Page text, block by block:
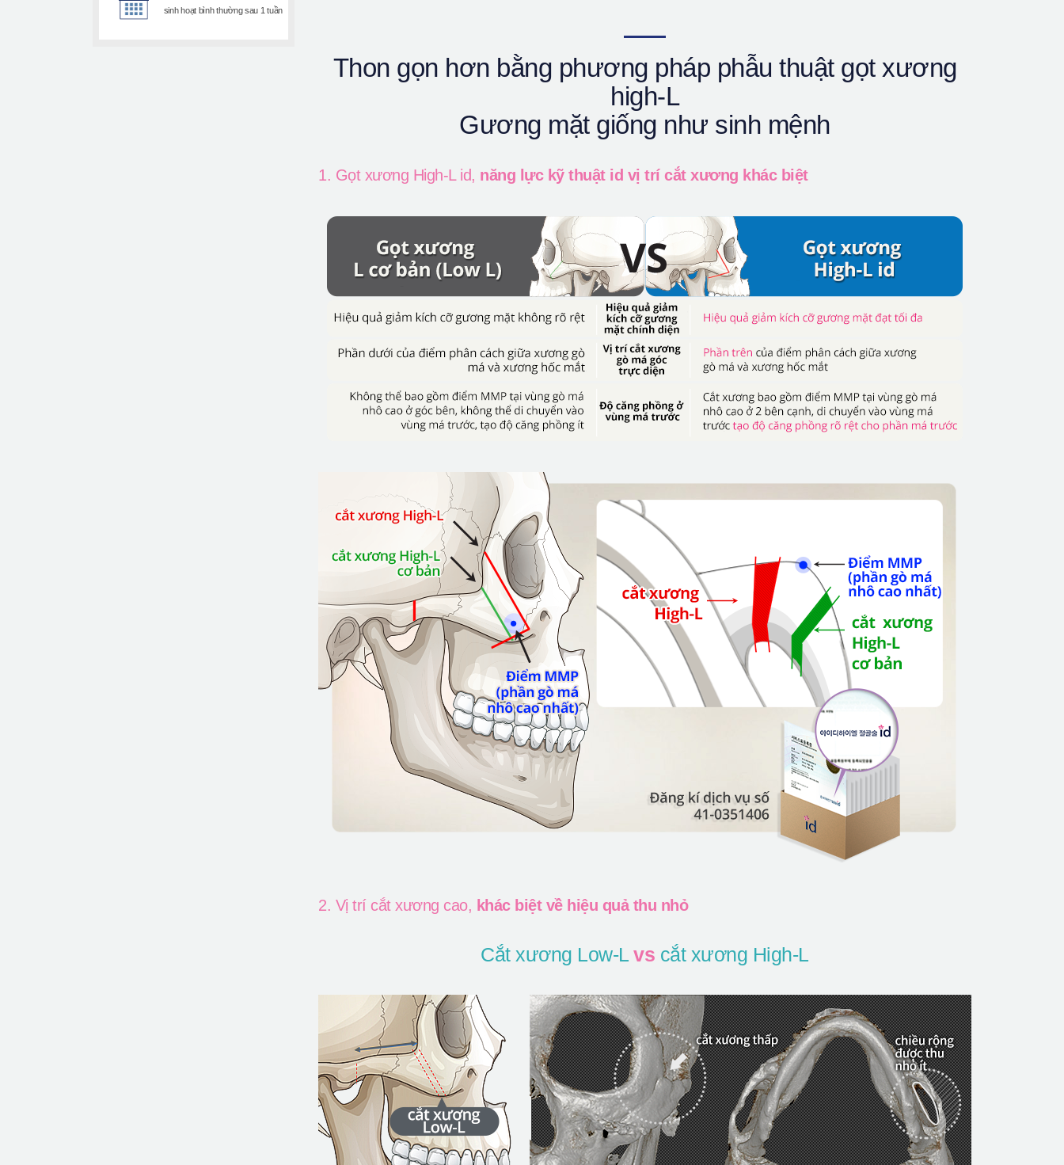
Thon gọn hơn bằng phương pháp phẫu thuật gọt xương
high-L
Gương mặt giống như sinh mệnh
1. Gọt xương High-L id, năng lực kỹ thuật id vị trí cắt xương khác biệt
2. Vị trí cắt xương cao, khác biệt về hiệu quả thu nhỏ
Cắt xương Low-Lvs cắt xương High-L
sinh hoạt bình thường sau 1 tuần